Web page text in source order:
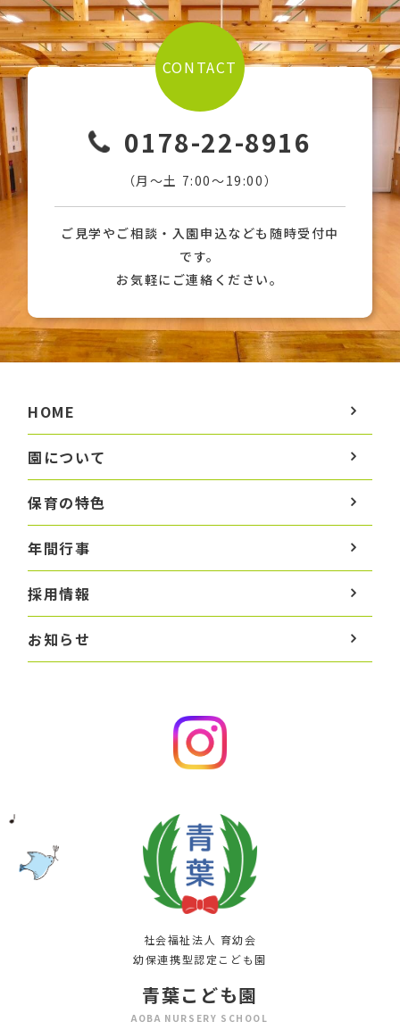
CONTACT
0178-22-8916
（月〜土 7:00〜19:00）
ご見学やご相談・入園申込なども随時受付中
です。
お気軽にご連絡ください。
HOME
園について
保育の特色
年間行事
採用情報
お知らせ
社会福祉法人 育幼会
幼保連携型認定こども園
青葉こども園
AOBA NURSERY SCHOOL